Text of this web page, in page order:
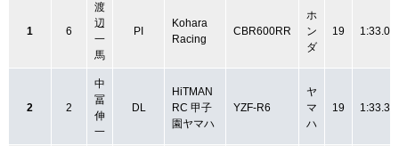
1 6
渡
辺
一
馬
PI
Kohara
Racing
CBR600RR
ホ
ン
ダ
19
2 2
中
冨
伸
一
DL
HiTMAN
RC 甲子
園ヤマハ
YZF-R6
ヤ
マ
ハ
19